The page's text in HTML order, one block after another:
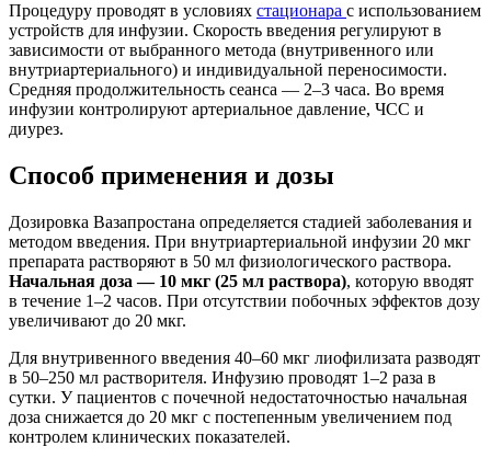
Процедуру проводят в условиях стационара с использованием
устройств для инфузии. Скорость введения регулируют в
зависимости от выбранного метода (внутривенного или
внутриартериального) и индивидуальной переносимости.
Средняя продолжительность сеанса — 2–3 часа. Во время
инфузии контролируют артериальное давление, ЧСС и
диурез.
Способ применения и дозы
Дозировка Вазапростана определяется стадией заболевания и
методом введения. При внутриартериальной инфузии 20 мкг
препарата растворяют в 50 мл физиологического раствора.
Начальная доза — 10 мкг (25 мл раствора), которую вводят
в течение 1–2 часов. При отсутствии побочных эффектов дозу
увеличивают до 20 мкг.
Для внутривенного введения 40–60 мкг лиофилизата разводят
в 50–250 мл растворителя. Инфузию проводят 1–2 раза в
сутки. У пациентов с почечной недостаточностью начальная
доза снижается до 20 мкг с постепенным увеличением под
контролем клинических показателей.